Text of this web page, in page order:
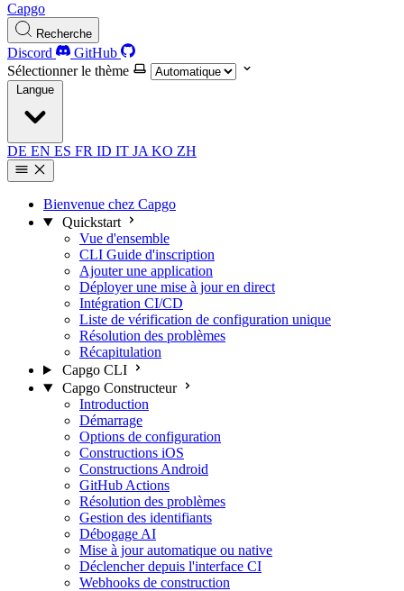
Capgo
Recherche
Discord
GitHub
Sélectionner le thème
Langue
DE EN ES FR ID IT JA KO ZH
Bienvenue chez Capgo
Quickstart
Vue d'ensemble
CLI Guide d'inscription
Ajouter une application
Déployer une mise à jour en direct
Intégration CI/CD
Liste de vérification de configuration unique
Résolution des problèmes
Récapitulation
Capgo CLI
Capgo Constructeur
Introduction
Démarrage
Options de configuration
Constructions iOS
Constructions Android
GitHub Actions
Résolution des problèmes
Gestion des identifiants
Débogage AI
Mise à jour automatique ou native
Déclencher depuis l'interface CI
Webhooks de construction